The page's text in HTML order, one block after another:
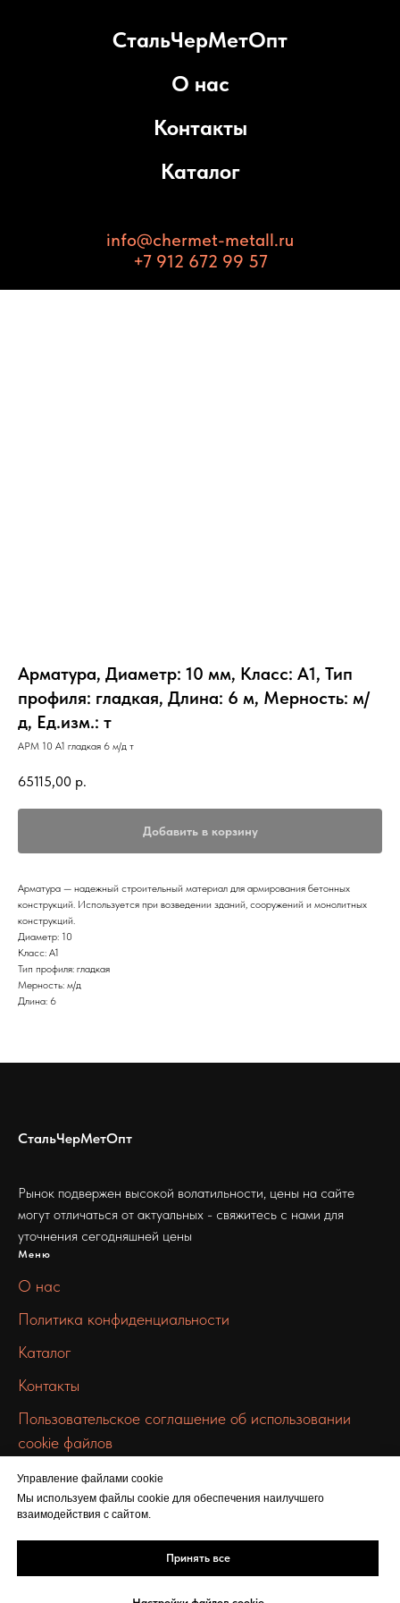
СтальЧерМетОпт
О нас
Контакты
Каталог
info@chermet-metall.ru
+7 912 672 99 57
Управление файлами cookie
Мы используем файлы cookie для обеспечения наилучшего
взаимодействия с сайтом.
Принять все
Арматура, Диаметр: 10 мм, Класс: А1, Тип
профиля: гладкая, Длина: 6 м, Мерность: м/
д, Ед.изм.: т
АРМ 10 А1 гладкая 6 м/д т
65115,00 р.
Добавить в корзину
Арматура — надежный строительный материал для армирования бетонных
конструкций. Используется при возведении зданий, сооружений и монолитных
конструкций.
Диаметр: 10
Класс: А1
Тип профиля: гладкая
Мерность: м/д
Длина: 6
СтальЧерМетОпт
Рынок подвержен высокой волатильности, цены на сайте
могут отличаться от актуальных - свяжитесь с нами для
уточнения сегодняшней цены
Меню
О нас
Политика конфиденциальности
Каталог
Контакты
Пользовательское соглашение об использовании
cookie файлов
info@chermet-metall.ru